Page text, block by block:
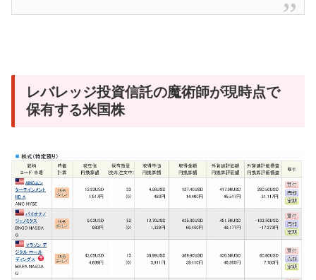
レバレッジ投資信託の魔術師が現時点で
保有する米国株